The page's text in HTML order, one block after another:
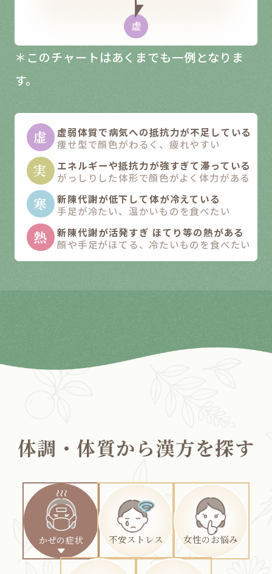
＊このチャートはあくまでも一例となりま
す。
虚
虚弱体質で病気への抵抗力が不足している
痩せ型で顔色がわるく、疲れやすい
実
エネルギーや抵抗力が強すぎて滞っている
がっしりした体形で顔色がよく体力がある
寒
新陳代謝が低下して体が冷えている
手足が冷たい、温かいものを食べたい
熱
新陳代謝が活発すぎ ほてり等の熱がある
顔や手足がほてる、冷たいものを食べたい
体調・体質から漢方を探す
かぜの症状 不安ストレス 女性のお悩み